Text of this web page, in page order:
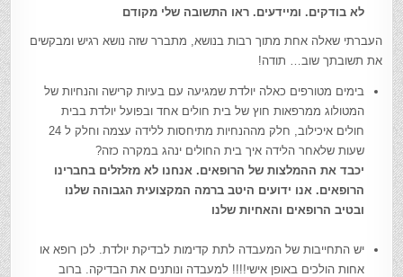
לא בודקים. ומיידעים. ראו התשובה שלי מקודם
העברתי שאלה אחת מתוך רבות בנושא, מתברר שזה נושא רגיש ומבקשים
את תשובתך שוב… תודה!
בימים מטורפים כאלה יולדת שמגיעה עם בעיות קרישה והנחיות של
המטולוג ממרפאות חוץ של בית חולים אחד ובפועל יולדת בבית
חולים איכילוב, חלק מההנחיות מתיחסות ללידה עצמה וחלק ל 24
שעות שלאחר הלידה איך בית החולים ינהג במקרה כזה?
יכבד את ההמלצות של הרופאים. אנחנו לא מזלזלים בחברינו
הרופאים. אנו ידועים היטב ברמה המקצועית הגבוהה שלנו
ובטיב הרופאים והאחיות שלנו
יש התחייבות של המעבדה לתת קדימות לבדיקת יולדת. לכן רופא או
אחות הולכים באופן אישי!!!! למעבדה ונותנים את הבדיקה. ברוב